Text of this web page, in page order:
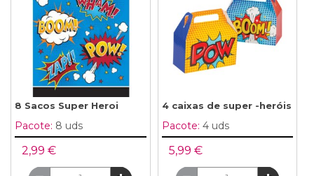
8 Sacos Super Heroi
Pacote: 8 uds
2,99 €
4 caixas de super -heróis
Pacote: 4 uds
5,99 €